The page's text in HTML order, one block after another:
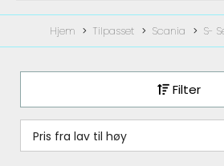
Hjem Tilpasset Scania S-
Filter
Pris fra lav til høy